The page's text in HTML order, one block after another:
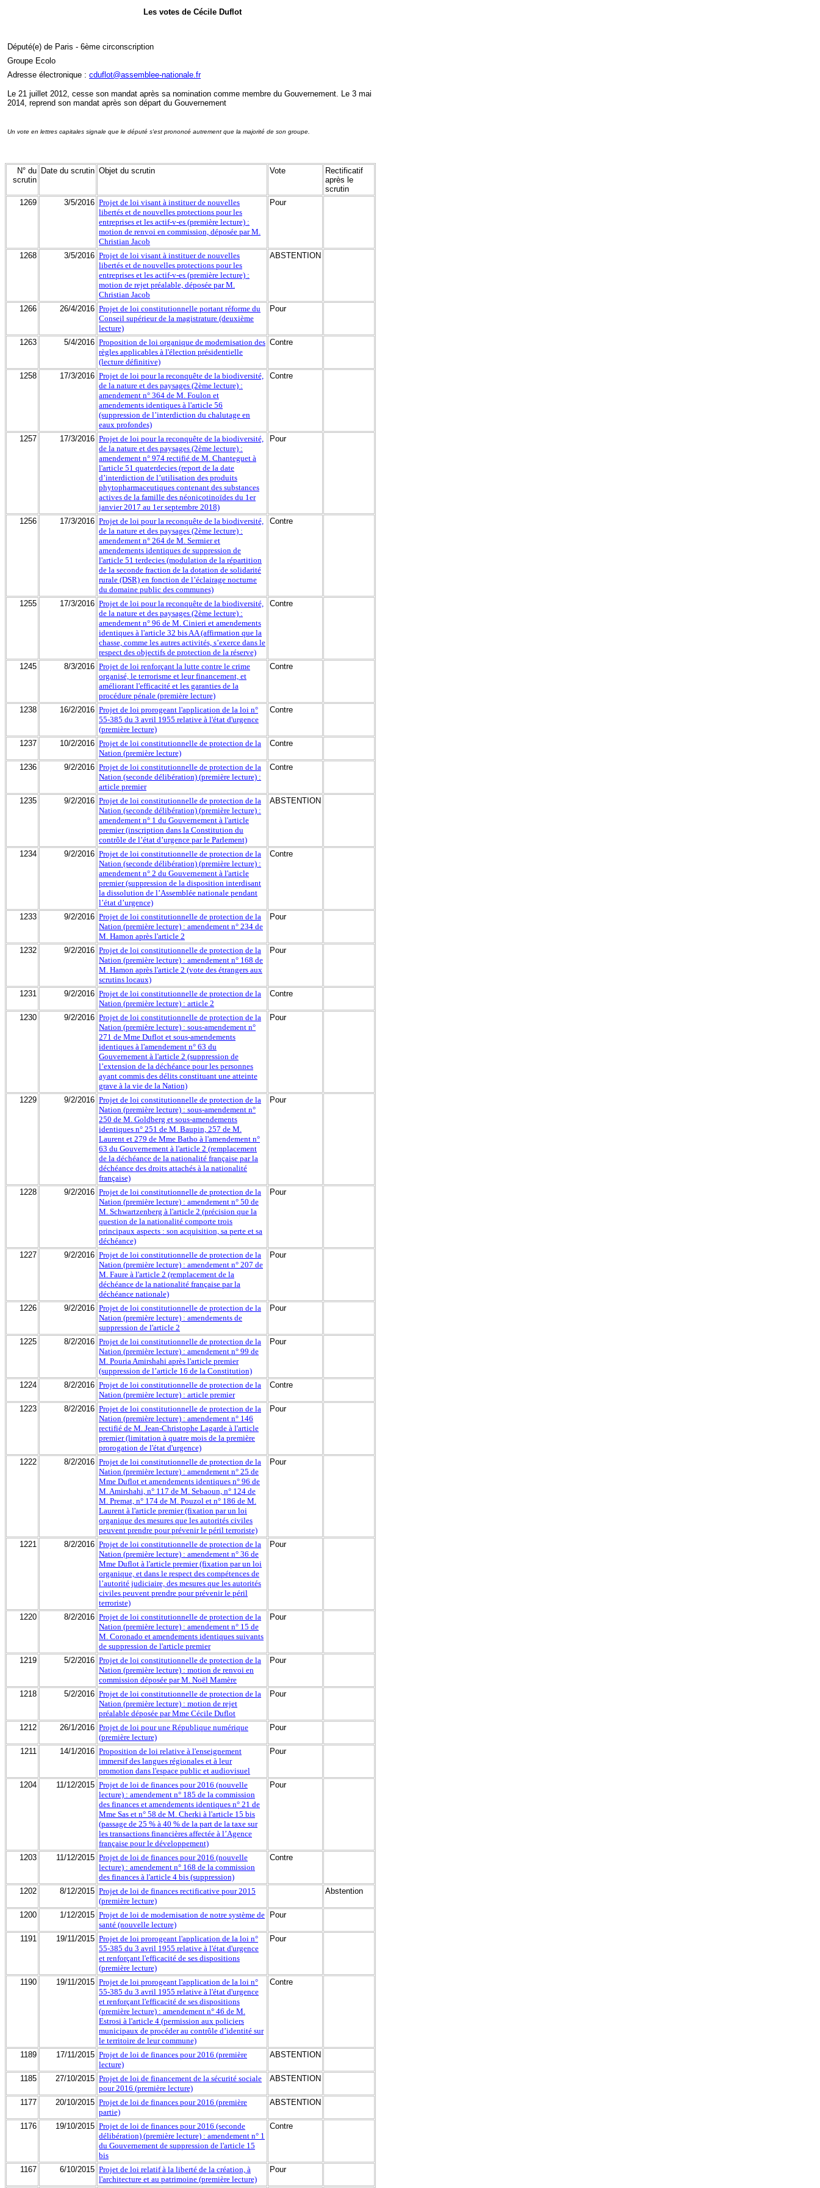
Les votes de Cécile Duflot
Député(e) de Paris - 6ème circonscription
Groupe Ecolo
Adresse électronique : cduflot@assemblee-nationale.fr
Le 21 juillet 2012, cesse son mandat après sa nomination comme membre du Gouvernement. Le 3 mai
2014, reprend son mandat après son départ du Gouvernement
Un vote en lettres capitales signale que le député s'est prononcé autrement que la majorité de son groupe.
N° du
scrutin
Date du scrutin Objet du scrutin Vote
Rectificatif
après le
scrutin
1269
3/5/2016 Projet de loi visant à instituer de nouvelles
libertés et de nouvelles protections pour les
entreprises et les actif-v-es (première lecture) :
motion de renvoi en commission, déposée par M.
Christian Jacob
Pour
1268 3/5/2016 Projet de loi visant à instituer de nouvelles
libertés et de nouvelles protections pour les
entreprises et les actif-v-es (première lecture) :
motion de rejet préalable, déposée par M.
Christian Jacob
ABSTENTION
1266 26/4/2016 Projet de loi constitutionnelle portant réforme du
Conseil supérieur de la magistrature (deuxième
lecture)
Pour
1263 5/4/2016 Proposition de loi organique de modernisation des
règles applicables à l'élection présidentielle
(lecture définitive)
Contre
1258 17/3/2016 Projet de loi pour la reconquête de la biodiversité,
de la nature et des paysages (2ème lecture) :
amendement n° 364 de M. Foulon et
amendements identiques à l'article 56
(suppression de l’interdiction du chalutage en
eaux profondes)
Contre
1257 17/3/2016 Projet de loi pour la reconquête de la biodiversité,
de la nature et des paysages (2ème lecture) :
amendement n° 974 rectifié de M. Chanteguet à
l'article 51 quaterdecies (report de la date
d’interdiction de l’utilisation des produits
phytopharmaceutiques contenant des substances
actives de la famille des néonicotinoïdes du 1er
janvier 2017 au 1er septembre 2018)
Pour
1256 17/3/2016 Projet de loi pour la reconquête de la biodiversité,
de la nature et des paysages (2ème lecture) :
amendement n° 264 de M. Sermier et
amendements identiques de suppression de
l'article 51 terdecies (modulation de la répartition
de la seconde fraction de la dotation de solidarité
rurale (DSR) en fonction de l’éclairage nocturne
du domaine public des communes)
Contre
1255 17/3/2016 Projet de loi pour la reconquête de la biodiversité,
de la nature et des paysages (2ème lecture) :
amendement n° 96 de M. Cinieri et amendements
identiques à l'article 32 bis AA (affirmation que la
chasse, comme les autres activités, s’exerce dans le
respect des objectifs de protection de la réserve)
Contre
1245 8/3/2016 Projet de loi renforçant la lutte contre le crime
organisé, le terrorisme et leur financement, et
améliorant l'efficacité et les garanties de la
procédure pénale (première lecture)
Contre
1238 16/2/2016 Projet de loi prorogeant l'application de la loi n°
55-385 du 3 avril 1955 relative à l'état d'urgence
(première lecture)
Contre
1237 10/2/2016 Projet de loi constitutionnelle de protection de la
Nation (première lecture)
Contre
1236 9/2/2016 Projet de loi constitutionnelle de protection de la
Nation (seconde délibération) (première lecture) :
article premier
Contre
1235 9/2/2016 Projet de loi constitutionnelle de protection de la
Nation (seconde délibération) (première lecture) :
amendement n° 1 du Gouvernement à l'article
premier (inscription dans la Constitution du
contrôle de l’état d’urgence par le Parlement)
ABSTENTION
1234 9/2/2016 Projet de loi constitutionnelle de protection de la
Nation (seconde délibération) (première lecture) :
amendement n° 2 du Gouvernement à l'article
premier (suppression de la disposition interdisant
la dissolution de l’Assemblée nationale pendant
l’état d’urgence)
Contre
1233 9/2/2016 Projet de loi constitutionnelle de protection de la
Nation (première lecture) : amendement n° 234 de
M. Hamon après l'article 2
Pour
1232 9/2/2016 Projet de loi constitutionnelle de protection de la
Nation (première lecture) : amendement n° 168 de
M. Hamon après l'article 2 (vote des étrangers aux
scrutins locaux)
Pour
1231 9/2/2016 Projet de loi constitutionnelle de protection de la
Nation (première lecture) : article 2
Contre
1230 9/2/2016 Projet de loi constitutionnelle de protection de la
Nation (première lecture) : sous-amendement n°
271 de Mme Duflot et sous-amendements
identiques à l'amendement n° 63 du
Gouvernement à l'article 2 (suppression de
l’extension de la déchéance pour les personnes
ayant commis des délits constituant une atteinte
grave à la vie de la Nation)
Pour
1229 9/2/2016 Projet de loi constitutionnelle de protection de la
Nation (première lecture) : sous-amendement n°
250 de M. Goldberg et sous-amendements
identiques n° 251 de M. Baupin, 257 de M.
Laurent et 279 de Mme Batho à l'amendement n°
63 du Gouvernement à l'article 2 (remplacement
de la déchéance de la nationalité française par la
déchéance des droits attachés à la nationalité
française)
Pour
1228 9/2/2016 Projet de loi constitutionnelle de protection de la
Nation (première lecture) : amendement n° 50 de
M. Schwartzenberg à l'article 2 (précision que la
question de la nationalité comporte trois
principaux aspects : son acquisition, sa perte et sa
déchéance)
Pour
1227 9/2/2016 Projet de loi constitutionnelle de protection de la
Nation (première lecture) : amendement n° 207 de
M. Faure à l'article 2 (remplacement de la
déchéance de la nationalité française par la
déchéance nationale)
Pour
1226 9/2/2016 Projet de loi constitutionnelle de protection de la
Nation (première lecture) : amendements de
suppression de l'article 2
Pour
1225 8/2/2016 Projet de loi constitutionnelle de protection de la
Nation (première lecture) : amendement n° 99 de
M. Pouria Amirshahi après l'article premier
(suppression de l’article 16 de la Constitution)
Pour
1224 8/2/2016 Projet de loi constitutionnelle de protection de la
Nation (première lecture) : article premier
Contre
1223 8/2/2016 Projet de loi constitutionnelle de protection de la
Nation (première lecture) : amendement n° 146
rectifié de M. Jean-Christophe Lagarde à l'article
premier (limitation à quatre mois de la première
prorogation de l'état d'urgence)
Pour
1222 8/2/2016 Projet de loi constitutionnelle de protection de la
Nation (première lecture) : amendement n° 25 de
Mme Duflot et amendements identiques n° 96 de
M. Amirshahi, n° 117 de M. Sebaoun, n° 124 de
M. Premat, n° 174 de M. Pouzol et n° 186 de M.
Laurent à l'article premier (fixation par un loi
organique des mesures que les autorités civiles
peuvent prendre pour prévenir le péril terroriste)
Pour
1221 8/2/2016 Projet de loi constitutionnelle de protection de la
Nation (première lecture) : amendement n° 36 de
Mme Duflot à l'article premier (fixation par un loi
organique, et dans le respect des compétences de
l’autorité judiciaire, des mesures que les autorités
civiles peuvent prendre pour prévenir le péril
terroriste)
Pour
1220 8/2/2016 Projet de loi constitutionnelle de protection de la
Nation (première lecture) : amendement n° 15 de
M. Coronado et amendements identiques suivants
de suppression de l'article premier
Pour
1219 5/2/2016 Projet de loi constitutionnelle de protection de la
Nation (première lecture) : motion de renvoi en
commission déposée par M. Noël Mamère
Pour
1218 5/2/2016 Projet de loi constitutionnelle de protection de la
Nation (première lecture) : motion de rejet
préalable déposée par Mme Cécile Duflot
Pour
1212 26/1/2016 Projet de loi pour une République numérique
(première lecture)
Pour
1211 14/1/2016 Proposition de loi relative à l'enseignement
immersif des langues régionales et à leur
promotion dans l'espace public et audiovisuel
Pour
1204 11/12/2015 Projet de loi de finances pour 2016 (nouvelle
lecture) : amendement n° 185 de la commission
des finances et amendements identiques n° 21 de
Mme Sas et n° 58 de M. Cherki à l'article 15 bis
(passage de 25 % à 40 % de la part de la taxe sur
les transactions financières affectée à l’Agence
française pour le développement)
Pour
1203 11/12/2015 Projet de loi de finances pour 2016 (nouvelle
lecture) : amendement n° 168 de la commission
des finances à l'article 4 bis (suppression)
Contre
1202 8/12/2015 Projet de loi de finances rectificative pour 2015
(première lecture)
Abstention
1200 1/12/2015 Projet de loi de modernisation de notre système de
santé (nouvelle lecture)
Pour
1191 19/11/2015 Projet de loi prorogeant l'application de la loi n°
55-385 du 3 avril 1955 relative à l'état d'urgence
et renforçant l'efficacité de ses dispositions
(première lecture)
Pour
1190 19/11/2015 Projet de loi prorogeant l'application de la loi n°
55-385 du 3 avril 1955 relative à l'état d'urgence
et renforçant l'efficacité de ses dispositions
(première lecture) : amendement n° 46 de M.
Estrosi à l'article 4 (permission aux policiers
municipaux de procéder au contrôle d’identité sur
le territoire de leur commune)
Contre
1189 17/11/2015 Projet de loi de finances pour 2016 (première
lecture)
ABSTENTION
1185 27/10/2015 Projet de loi de financement de la sécurité sociale
pour 2016 (première lecture)
ABSTENTION
1177 20/10/2015 Projet de loi de finances pour 2016 (première
partie)
ABSTENTION
1176 19/10/2015 Projet de loi de finances pour 2016 (seconde
délibération) (première lecture) : amendement n° 1
du Gouvernement de suppression de l'article 15
bis
Contre
1167 6/10/2015 Projet de loi relatif à la liberté de la création, à
l'architecture et au patrimoine (première lecture)
Pour